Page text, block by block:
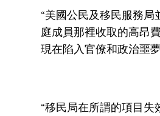
“美國公民及移民服務
庭成員那裡收取的高昂
現在陷入官僚和政治噩
“移民局在所謂的項目